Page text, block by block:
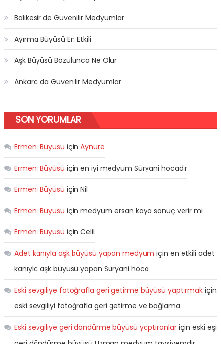
Balıkesir de Güvenilir Medyumlar
Ayırma Büyüsü En Etkili
Aşk Büyüsü Bozulunca Ne Olur
Ankara da Güvenilir Medyumlar
SON YORUMLAR
Ermeni Büyüsü için Aynure
Ermeni Büyüsü için en iyi medyum Süryani hocadır
Ermeni Büyüsü için Nil
Ermeni Büyüsü için medyum ersan kaya sonuç verir mi
Ermeni Büyüsü için Celil
Adet kanıyla aşk büyüsü yapan medyum için en etkili adet
kanıyla aşk büyüsü yapan Süryani hoca
Eski sevgiliye fotoğrafla geri getirme büyüsü yaptırmakiçin
eski sevgiliyi fotoğrafla geri getirme ve bağlama
Eski sevgiliye geri döndürme büyüsü yaptıranlariçin eski eşi